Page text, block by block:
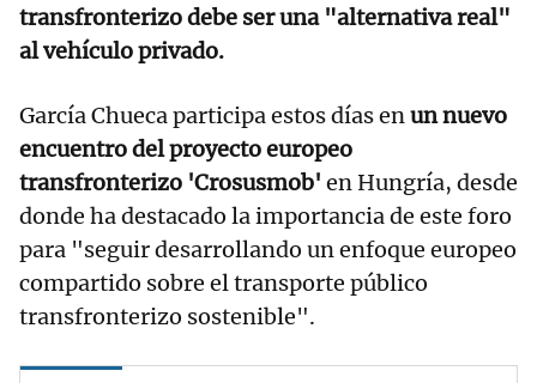
transfronterizo debe ser una "alternativa real"
al vehículo privado.
García Chueca participa estos días enun nuevo
encuentro del proyecto europeo
transfronterizo 'Crosusmob' en Hungría, desde
donde ha destacado la importancia de este foro
para "seguir desarrollando un enfoque europeo
compartido sobre el transporte público
transfronterizo sostenible".